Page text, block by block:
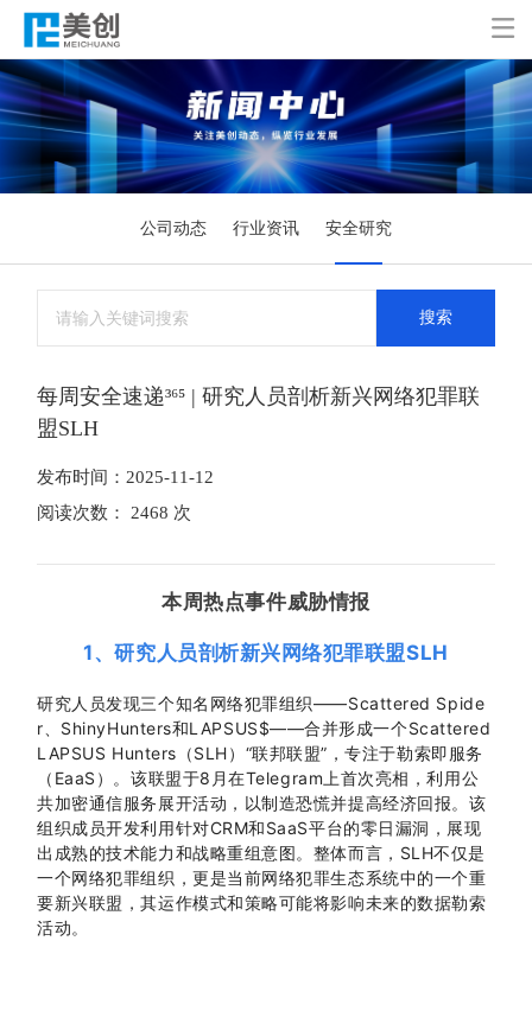

公司动态 行业资讯 安全研究
搜索
每周安全速递³⁶⁵ | 研究人员剖析新兴网络犯罪联
盟SLH
发布时间：2025-11-12
阅读次数： 2468 次
本周热点事件威胁情报
1、研究人员剖析新兴网络犯罪联盟SLH
研究人员发现三个知名网络犯罪组织——Scattered Spide
r、ShinyHunters和LAPSUS$——合并形成一个Scattered
LAPSUS Hunters（SLH）“联邦联盟”，专注于勒索即服务
（EaaS）。该联盟于8月在Telegram上首次亮相，利用公
共加密通信服务展开活动，以制造恐慌并提高经济回报。该
组织成员开发利用针对CRM和SaaS平台的零日漏洞，展现
出成熟的技术能力和战略重组意图。整体而言，SLH不仅是
一个网络犯罪组织，更是当前网络犯罪生态系统中的一个重
要新兴联盟，其运作模式和策略可能将影响未来的数据勒索
活动。